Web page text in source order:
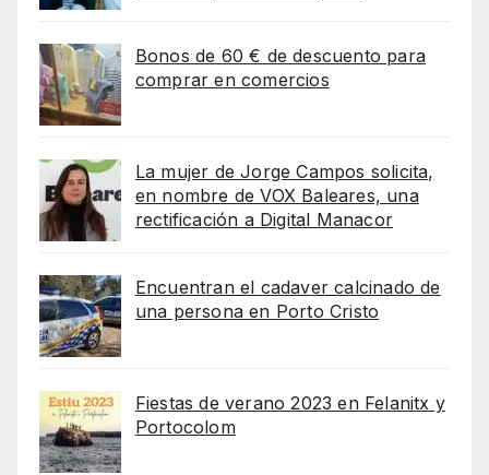
Bonos de 60 € de descuento para
comprar en comercios
La mujer de Jorge Campos solicita,
en nombre de VOX Baleares, una
rectificación a Digital Manacor
Encuentran el cadaver calcinado de
una persona en Porto Cristo
Fiestas de verano 2023 en Felanitx y
Portocolom